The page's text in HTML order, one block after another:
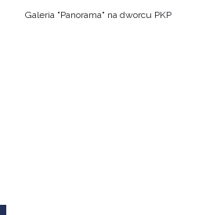
Galeria "Panorama" na dworcu PKP